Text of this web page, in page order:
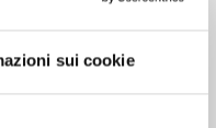
sui cookie